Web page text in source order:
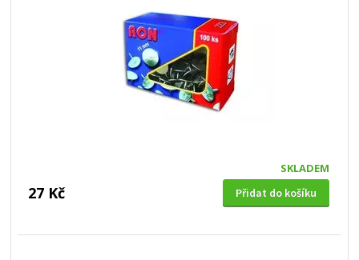
SKLADEM
27 Kč Přidat do košíku